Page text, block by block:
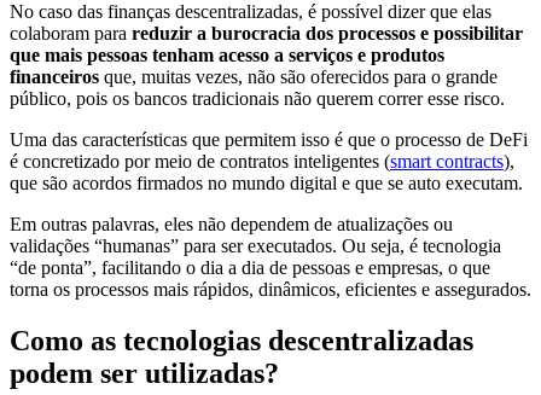
No caso das finanças descentralizadas, é possível dizer que elas
colaboram para reduzir a burocracia dos processos e possibilitar
que mais pessoas tenham acesso a serviços e produtos
financeiros que, muitas vezes, não são oferecidos para o grande
público, pois os bancos tradicionais não querem correr esse risco.
Uma das características que permitem isso é que o processo de DeFi
é concretizado por meio de contratos inteligentes (smart contracts),
que são acordos firmados no mundo digital e que se auto executam.
Em outras palavras, eles não dependem de atualizações ou
validações “humanas” para ser executados. Ou seja, é tecnologia
“de ponta”, facilitando o dia a dia de pessoas e empresas, o que
torna os processos mais rápidos, dinâmicos, eficientes e assegurados.
Como as tecnologias descentralizadas
podem ser utilizadas?